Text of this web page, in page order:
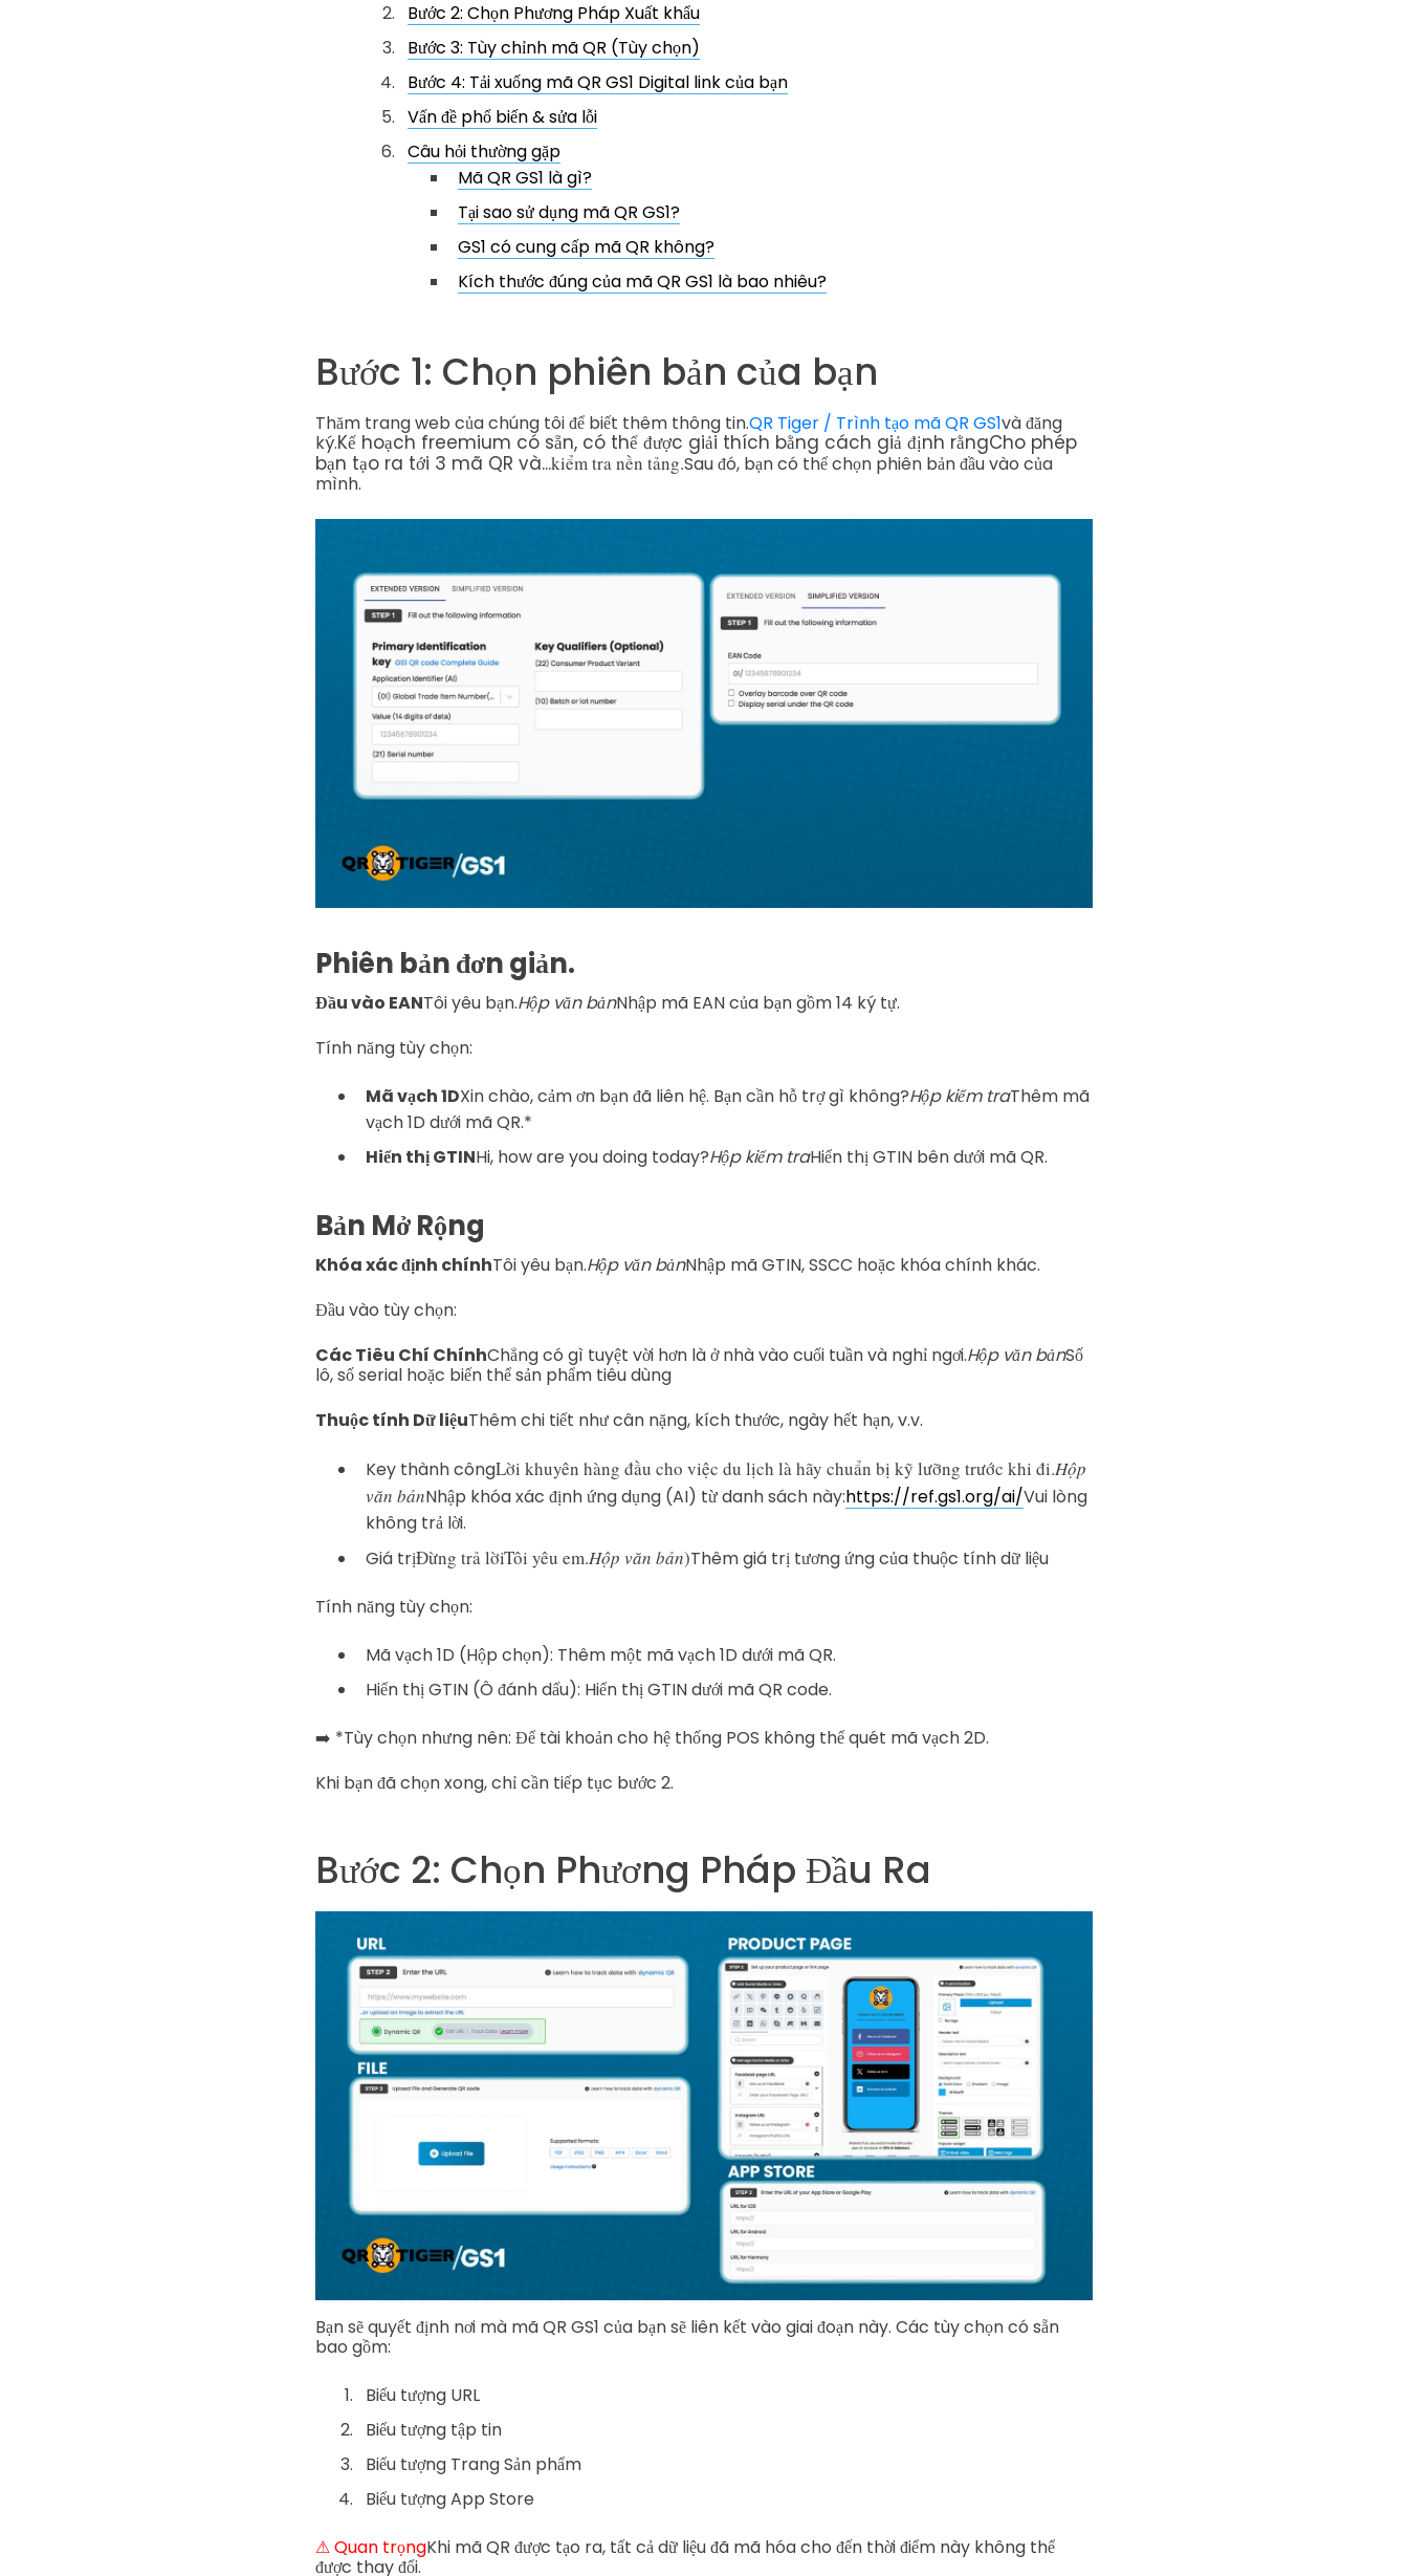
Bước 2: Chọn Phương Pháp Xuất khẩu
Bước 3: Tùy chỉnh mã QR (Tùy chọn)
Bước 4: Tải xuống mã QR GS1 Digital link của bạn
Vấn đề phổ biến & sửa lỗi
Câu hỏi thường gặp
Mã QR GS1 là gì?
Tại sao sử dụng mã QR GS1?
GS1 có cung cấp mã QR không?
Kích thước đúng của mã QR GS1 là bao nhiêu?
Bước 1: Chọn phiên bản của bạn
Thăm trang web của chúng tôi để biết thêm thông tin.QR Tiger / Trình tạo mã QR GS1và đăng
ký.Kế hoạch freemium có sẵn, có thể được giải thích bằng cách giả định rằngCho phép
bạn tạo ra tới 3 mã QR và...kiểm tra nền tảng.Sau đó, bạn có thể chọn phiên bản đầu vào của
mình.
Phiên bản đơn giản.
Đầu vào EANTôi yêu bạn.Hộp văn bảnNhập mã EAN của bạn gồm 14 ký tự.
Tính năng tùy chọn:
Mã vạch 1DXin chào, cảm ơn bạn đã liên hệ. Bạn cần hỗ trợ gì không?Hộp kiểm traThêm mã
vạch 1D dưới mã QR.*
Hiển thị GTINHi, how are you doing today?Hộp kiểm traHiển thị GTIN bên dưới mã QR.
Bản Mở Rộng
Khóa xác định chínhTôi yêu bạn.Hộp văn bảnNhập mã GTIN, SSCC hoặc khóa chính khác.
Đầu vào tùy chọn:
Các Tiêu Chí ChínhChẳng có gì tuyệt vời hơn là ở nhà vào cuối tuần và nghỉ ngơi.Hộp văn bảnSố
lô, số serial hoặc biến thể sản phẩm tiêu dùng
Thuộc tính Dữ liệuThêm chi tiết như cân nặng, kích thước, ngày hết hạn, v.v.
Key thành côngLời khuyên hàng đầu cho việc du lịch là hãy chuẩn bị kỹ lưỡng trước khi đi.Hộp
văn bảnNhập khóa xác định ứng dụng (AI) từ danh sách này:https://ref.gs1.org/ai/Vui lòng
không trả lời.
Giá trịĐừng trả lờiTôi yêu em.Hộp văn bản)Thêm giá trị tương ứng của thuộc tính dữ liệu
Tính năng tùy chọn:
Mã vạch 1D (Hộp chọn): Thêm một mã vạch 1D dưới mã QR.
Hiển thị GTIN (Ô đánh dấu): Hiển thị GTIN dưới mã QR code.
➡️ *Tùy chọn nhưng nên: Để tài khoản cho hệ thống POS không thể quét mã vạch 2D.
Khi bạn đã chọn xong, chỉ cần tiếp tục bước 2.
Bước 2: Chọn Phương Pháp Đầu Ra
Bạn sẽ quyết định nơi mà mã QR GS1 của bạn sẽ liên kết vào giai đoạn này. Các tùy chọn có sẵn
bao gồm:
Biểu tượng URL
Biểu tượng tập tin
Biểu tượng Trang Sản phẩm
Biểu tượng App Store
⚠ Quan trọngKhi mã QR được tạo ra, tất cả dữ liệu đã mã hóa cho đến thời điểm này không thể
được thay đổi.